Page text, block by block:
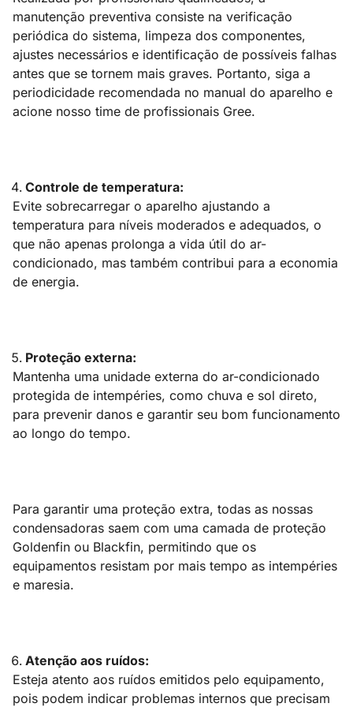
manutenção preventiva consiste na verificação
periódica do sistema, limpeza dos componentes,
ajustes necessários e identificação de possíveis falhas
antes que se tornem mais graves. Portanto, siga a
periodicidade recomendada no manual do aparelho e
acione nosso time de profissionais Gree.
Controle de temperatura:
Evite sobrecarregar o aparelho ajustando a
temperatura para níveis moderados e adequados, o
que não apenas prolonga a vida útil do ar-
condicionado, mas também contribui para a economia
de energia.
Proteção externa:
Mantenha uma unidade externa do ar-condicionado
protegida de intempéries, como chuva e sol direto,
para prevenir danos e garantir seu bom funcionamento
ao longo do tempo.
Para garantir uma proteção extra, todas as nossas
condensadoras saem com uma camada de proteção
Goldenfin ou Blackfin, permitindo que os
equipamentos resistam por mais tempo as intempéries
e maresia.
Atenção aos ruídos:
Esteja atento aos ruídos emitidos pelo equipamento,
pois podem indicar problemas internos que precisam